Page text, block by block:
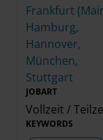
Frankfurt
Hamburg,
Hannover,
München,
Stuttgart
JOBART
Vollzeit /
KEYWORDS